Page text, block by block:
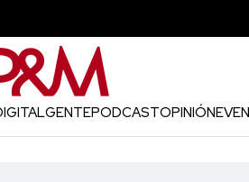
GENTEPODCASTOPINIÓN